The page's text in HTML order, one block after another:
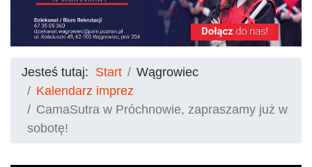
Jesteś tutaj: Start
Wągrowiec
Kalendarz imprez
CamaSutra w Próchnowie, zapraszamy już w
sobotę!